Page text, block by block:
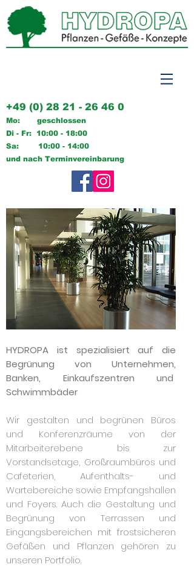
+49 (0) 28 21 - 26 46 0
Mo: geschlossen
Di - Fr: 10:00 - 18:00
Sa: 10:00 - 14:00
und nach Terminvereinbarung
HYDROPA ist spezialisiert auf die
Begrünung von Unternehmen,
Banken, Einkaufszentren und
Schwimmbäder
Wir gestalten und begrünen Büros
und Konferenzräume von der
Mitarbeiterebene bis zur
Vorstandsetage, Großraumbüros und
Cafeterien, Aufenthalts- und
Wartebereiche sowie Empfangshallen
und Foyers. Auch die Gestaltung und
Begrünung von Terrassen und
Eingangsbereichen mit frostsicheren
Gefäßen und Pflanzen gehören zu
unseren Portfolio.